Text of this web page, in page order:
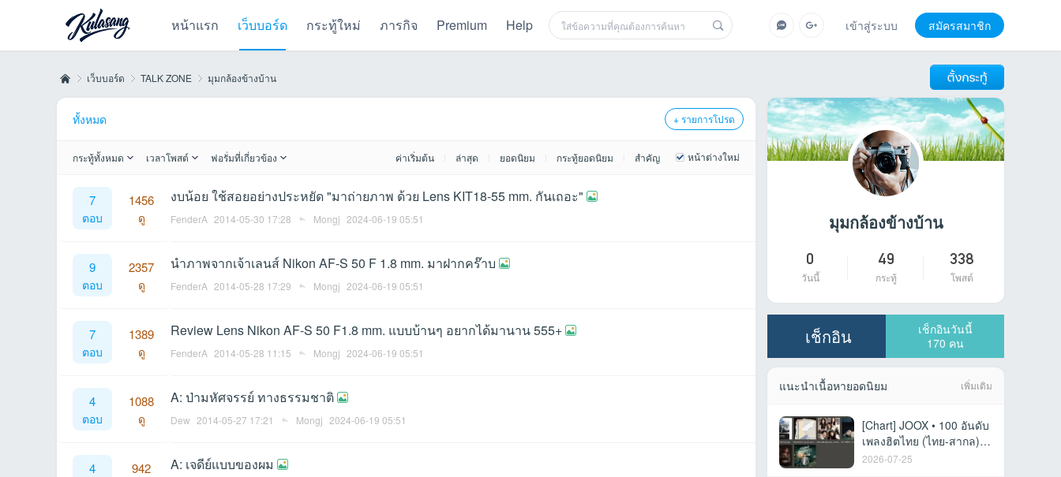
หน้าแรก เว็บบอร์ด กระทู้ใหม่ ภารกิจ Premium Help เข้าสู่ระบบ สมัครสมาชิก
เว็บบอร์ด TALK ZONE มุมกล้องข้างบ้าน
+ รายการโปรด
ทั้งหมด
หน้าต่างใหม่
กระทู้ทั้งหมด เวลาโพสต์ ฟอรั่มที่เกี่ยวข้อง ค่าเริ่มต้น ล่าสุด ยอดนิยม กระทู้ยอดนิยม สำคัญ
7
ตอบ
1456
ดู
งบน้อย ใช้สอยอย่างประหยัด "มาถ่ายภาพ ด้วย Lens KIT18-55 mm. กันเถอะ"
FenderA 2014-05-30 17:28 Mongj 2024-06-19 05:51
9
ตอบ
2357
ดู
นำภาพจากเจ้าเลนส์ Nikon AF-S 50 F 1.8 mm. มาฝากคร๊าบ
FenderA 2014-05-28 17:29 Mongj 2024-06-19 05:51
7
ตอบ
1389
ดู
Review Lens Nikon AF-S 50 F1.8 mm. แบบบ้านๆ อยากได้มานาน 555+
FenderA 2014-05-28 11:15 Mongj 2024-06-19 05:51
4
ตอบ
1088
ดู
A: ป่ามหัศจรรย์ ทางธรรมชาติ
Dew 2014-05-27 17:21 Mongj 2024-06-19 05:51
4 942 A: เจดีย์แบบของผม
มุมกล้องข้างบ้าน
0
วันนี้
49
กระทู้
338
โพสต์
เช็กอิน
เช็กอินวันนี้
170 คน
แนะนำเนื้อหายอดนิยม เพิ่มเติม
[Chart] JOOX • 100 อันดับ
เพลงฮิตไทย (ไทย-สากล) •
23 ก.ค. 69 [320 kbps]
2026-07-25